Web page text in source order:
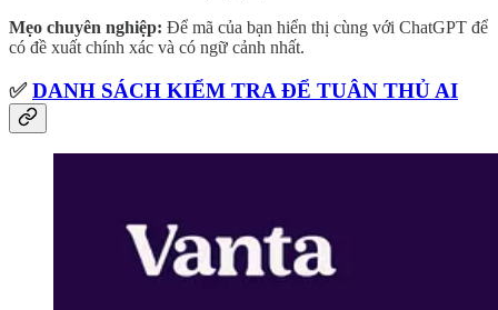
Mẹo chuyên nghiệp: Để mã của bạn hiển thị cùng với ChatGPT để
có đề xuất chính xác và có ngữ cảnh nhất.
✅DANH SÁCH KIỂM TRA ĐỂ TUÂN THỦ AI